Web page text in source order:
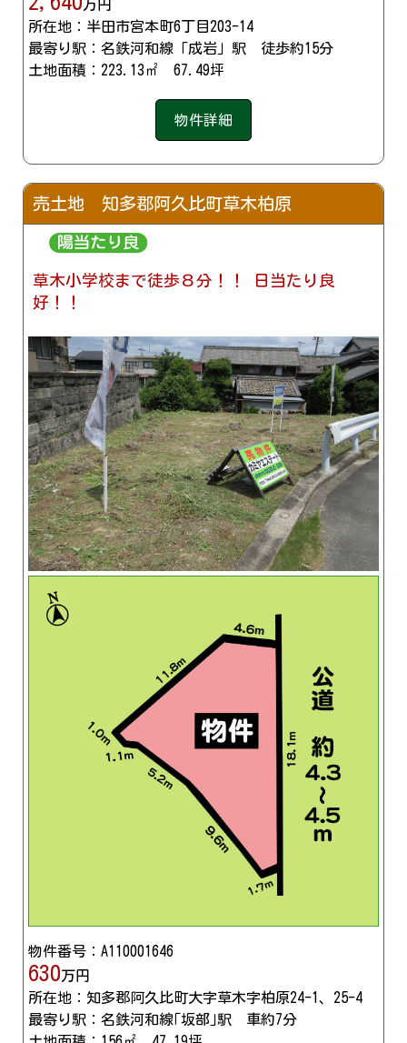
万円
所在地：半田市宮本町6丁目203-14
最寄り駅：名鉄河和線「成岩」駅 徒歩約15分
土地面積：223.13㎡ 67.49坪
物件詳細
売土地 知多郡阿久比町草木柏原
草木小学校まで徒歩８分！！ 日当たり良
好！！
物件番号：A110001646
630万円
所在地：知多郡阿久比町大字草木字柏原24-1、25-4
最寄り駅：名鉄河和線｢坂部｣駅 車約7分